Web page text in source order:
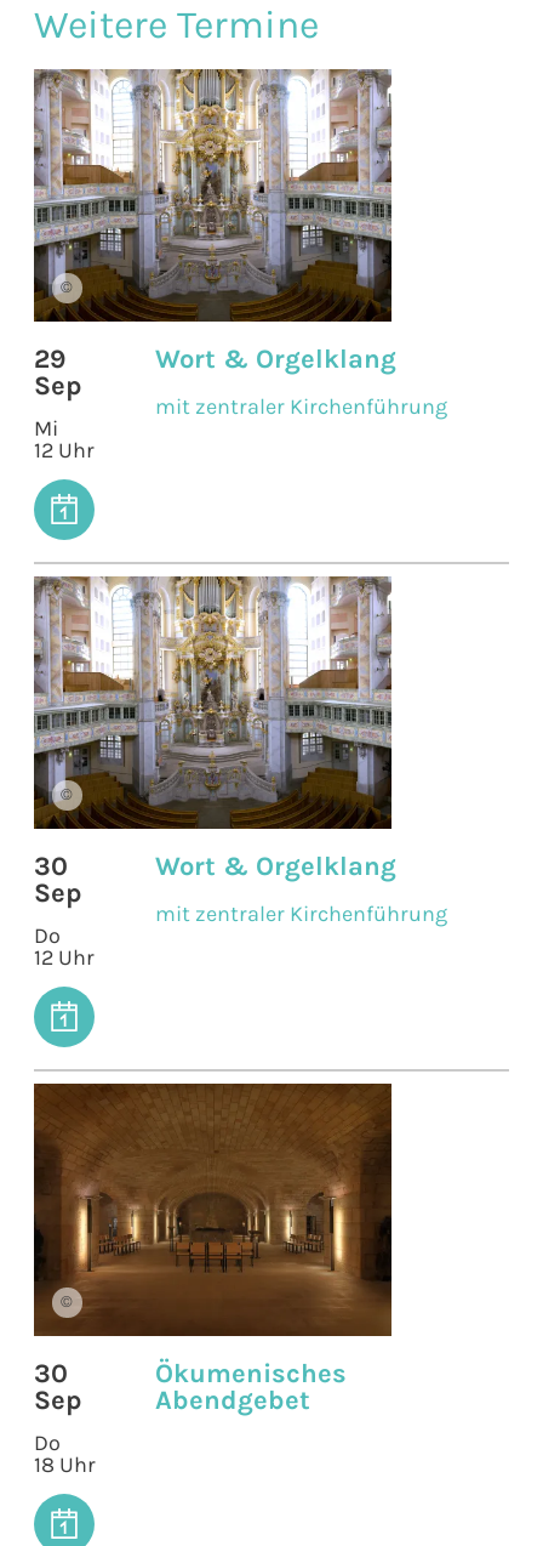
Weitere Termine
©
29
Sep
Mi
12 Uhr
Wort & Orgelklang
mit zentraler Kirchenführung
©
30
Sep
Do
12 Uhr
Wort & Orgelklang
mit zentraler Kirchenführung
©
30
Sep
Do
18 Uhr
Ökumenisches
Abendgebet